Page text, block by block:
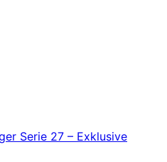
Serie 27 – Exklusive